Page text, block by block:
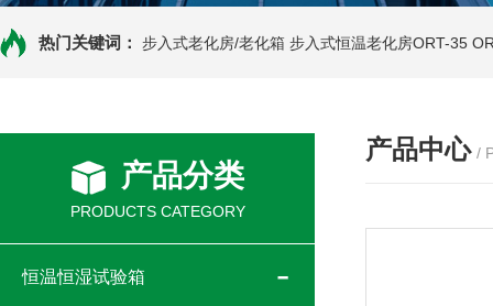
热门关键词： 步入式老化房/老化箱 步入式恒温老化房ORT-35
产品分类
PRODUCTS CATEGORY
恒温恒湿试验箱
产品中心 /